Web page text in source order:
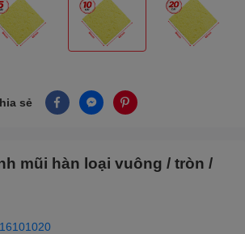
sẻ
mũi hàn loại vuông / tròn /